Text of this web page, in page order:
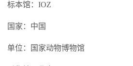
标本馆：IOZ
国家：中国
单位：国家动物博物馆